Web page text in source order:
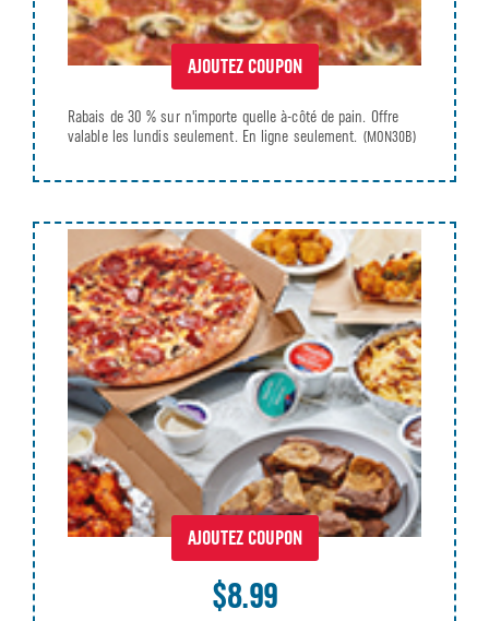
AJOUTEZ COUPON
Rabais de 30 % sur n'importe quelle à-côté de pain. Offre
valable les lundis seulement. En ligne seulement. (MON30B)
AJOUTEZ COUPON
$8.99